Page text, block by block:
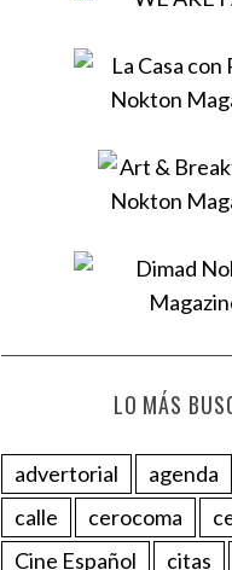
LO MÁS
advertorial agenda
calle
cerocoma
Cine Español
citas